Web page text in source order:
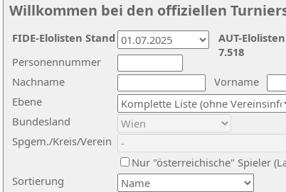
Willkommen bei den offiziellen
Nachname
Vorname
Ebene
Sortierung
Personennummer
Bundesland
Spgem./Kreis/Verein
Nur "österreichische" Spieler
AUT-
7.518
FIDE-Elolisten Stand